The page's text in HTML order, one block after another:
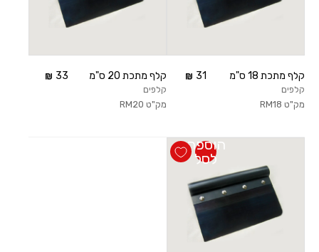
קלף מתכת 18 ס"מ
קלפים
מק"ט RM18
31 קלף מתכת 20 ס"מ
קלפים
מק"ט RM20
33
הוספה
לסל